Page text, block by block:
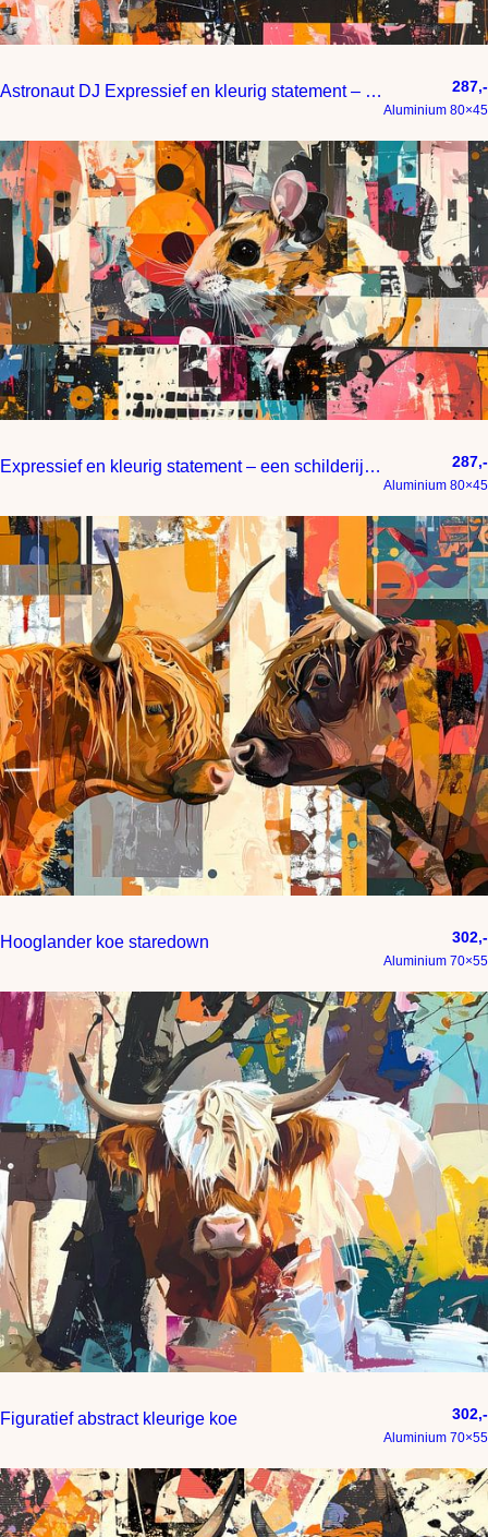
Astronaut DJ Expressief en kleurig statement – een schilderij me 287,-
Aluminium 80×45
Expressief en kleurig statement – een schilderij met lef 287,-
Aluminium 80×45
Hooglander koe staredown 302,-
Aluminium 70×55
Figuratief abstract kleurige koe 302,-
Aluminium 70×55